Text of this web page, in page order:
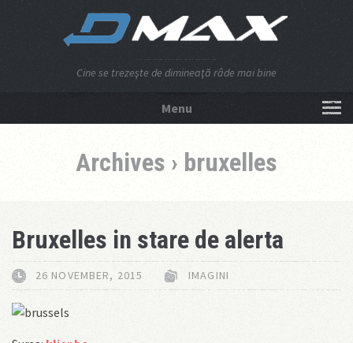
Cine se trezeşte de dimineaţă râde mai bine
Menu
Archives › bruxelles
Bruxelles in stare de alerta
26 NOVEMBER, 2015 IMAGINI